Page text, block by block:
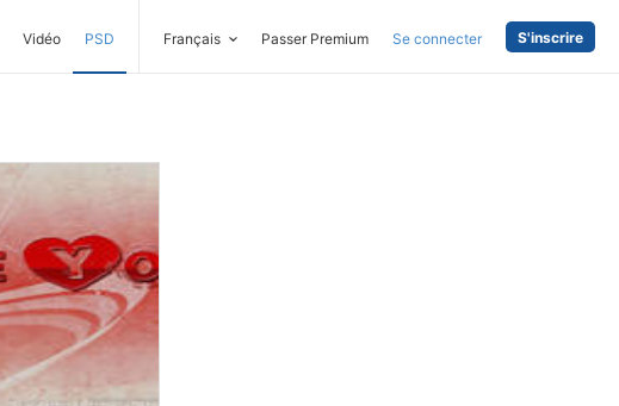
Vidéo PSD Français Passer Premium Se connecter S'inscrire